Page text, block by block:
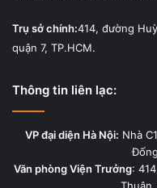
Trụ sở chính:414, đường
quận 7, TP.HCM.
Thông tin liên lạc:
VP đại diện Hà Nội: Nhà
Văn phòng Viện Trưởng:
Thuận,